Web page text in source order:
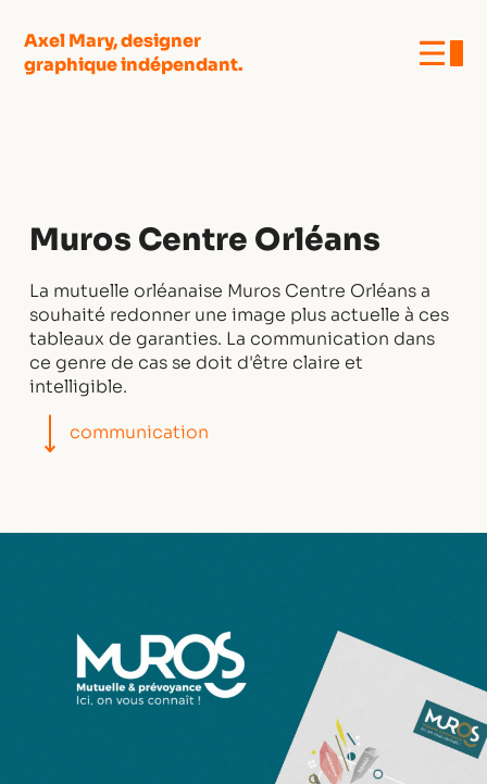
Axel Mary, designer
graphique indépendant.
Muros Centre Orléans
La mutuelle orléanaise Muros Centre Orléans a
souhaité redonner une image plus actuelle à ces
tableaux de garanties. La communication dans
ce genre de cas se doit d'être claire et
intelligible.
communication